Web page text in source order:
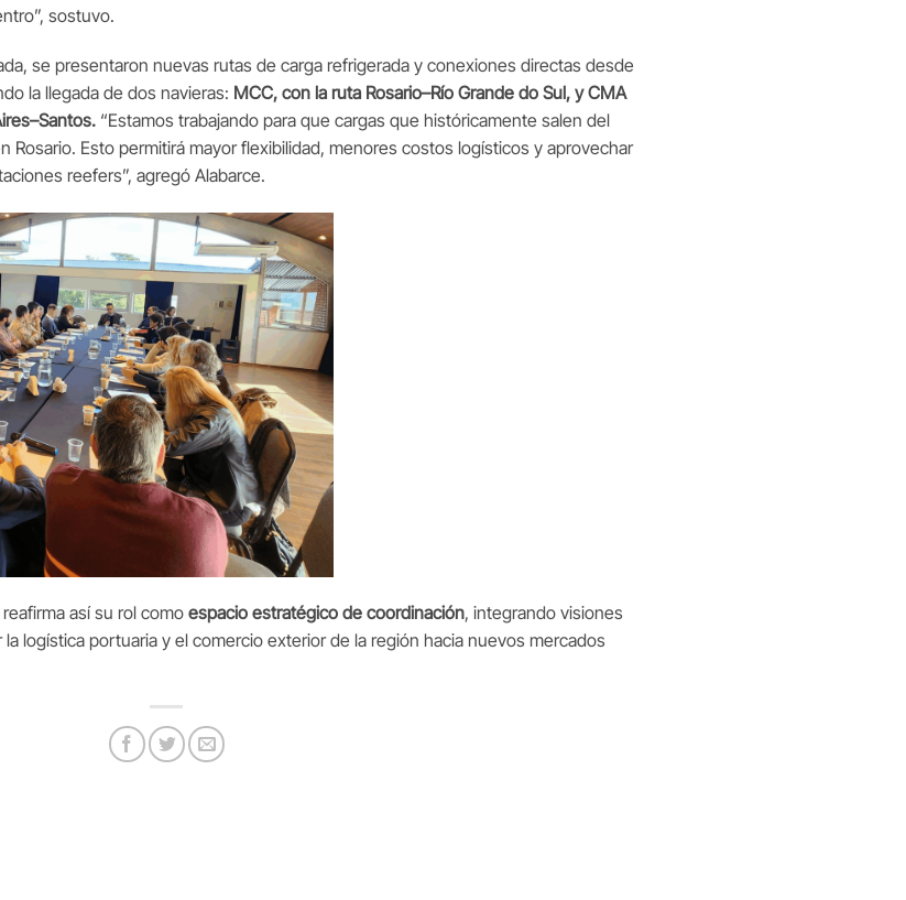
sostuvo.
se presentaron nuevas rutas de carga refrigerada y conexiones directas desde
la llegada de dos navieras: MCC, con la ruta Rosario–Río Grande do Sul, y CMA
“Estamos trabajando para que cargas que históricamente salen del
Rosario. Esto permitirá mayor flexibilidad, menores costos logísticos y aprovechar
reefers”, agregó Alabarce.
así su rol como espacio estratégico de coordinación, integrando visiones
logística portuaria y el comercio exterior de la región hacia nuevos mercados